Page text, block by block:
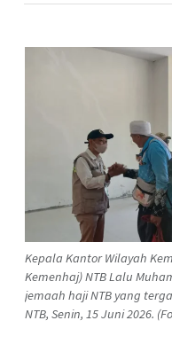
Kepala Kantor Wilayah
Kemenhaj) NTB Lalu
jemaah haji NTB yang
NTB, Senin, 15 Juni 2026.